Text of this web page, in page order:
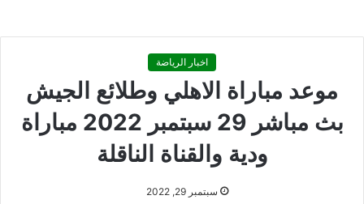
اخبار الرياضة
موعد مباراة الاهلي وطلائع الجيش
بث مباشر 29 سبتمبر 2022 مباراة
ودية والقناة الناقلة
سبتمبر 29, 2022